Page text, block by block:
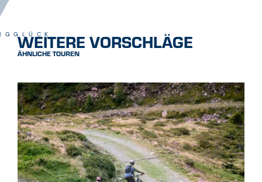
WEITERE VORSCHLÄGE
ÄHNLICHE TOUREN